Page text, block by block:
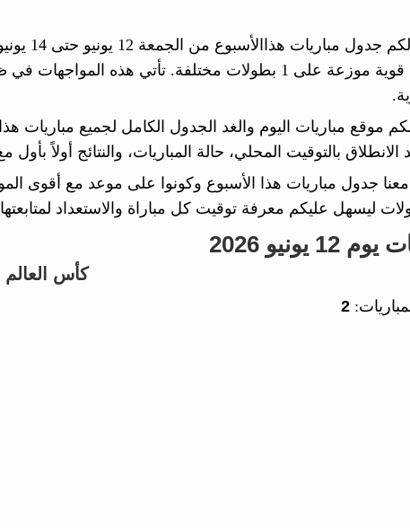
مباراة قوية موزعة على 1 بطولات مختلفة. تأتي
موقع مباريات اليوم والغد الجدول الكامل لجميع مباريات
الانطلاق بالتوقيت المحلي، حالة المباريات، والنتائج أولاً
معنا جدول مباريات هذا الأسبوع وكونوا على موعد مع أقوى
ليسهل عليكم معرفة توقيت كل مباراة والاستعداد
يونيو 2026
كأس العالم
2